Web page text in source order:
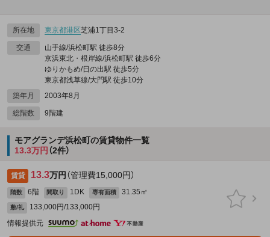
所在地 東京都港区芝浦1丁目3-2
交通
山手線/浜松町駅 徒歩8分
京浜東北・根岸線/浜松町駅 徒歩6分
ゆりかもめ/日の出駅 徒歩5分
東京都浅草線/大門駅 徒歩10分
築年月
2003年8月
総階数 9階建
モアグランデ浜松町の賃貸物件一覧
13.3万円 （2件）
賃貸 13.3万円 （管理費15,000円）
階数 6階 間取り 1DK 専有面積 31.35㎡
敷/礼
133,000円/133,000円
情報提供元